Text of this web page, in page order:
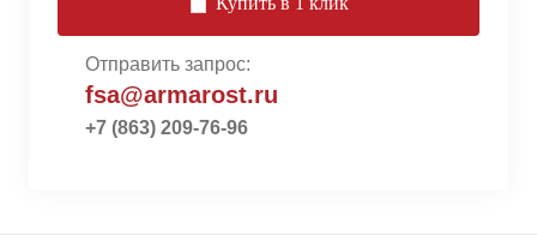
Отправить запрос:
fsa@armarost.ru
+7 (863) 209-76-96